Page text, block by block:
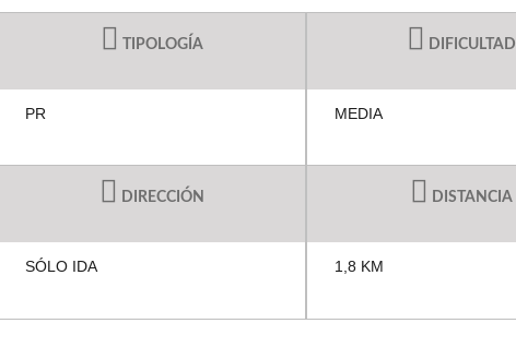
TIPOLOGÍA
PR
DIFICULTAD
MEDIA
DIRECCIÓN
SÓLO IDA
DISTANCIA
1,8 KM